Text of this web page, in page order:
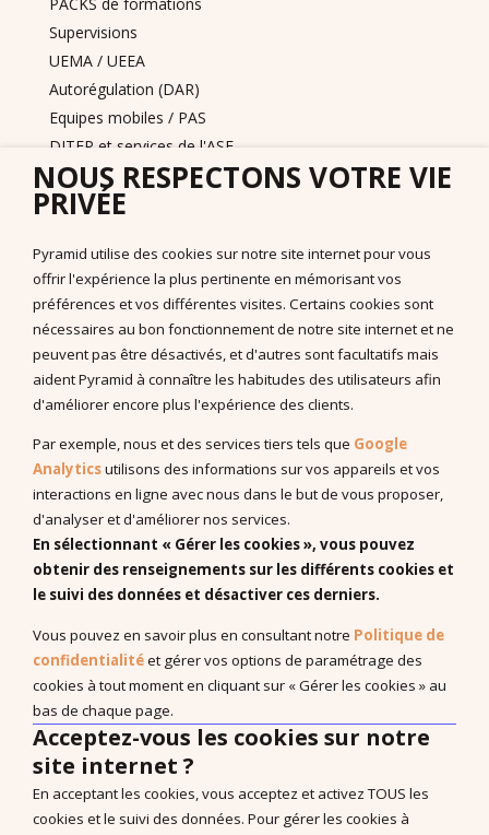
Supervisions
UEMA / UEEA
Autorégulation (DAR)
Equipes mobiles / PAS
DITEP et services de l'ASE
Nous contacter
Pyramid PECS France
support@pecs-france.fr
Numéro de déclaration : 11940926794
SIRET : 444 268 320 000 41
La documentation
Documentation à télécharger
Vidéos
Recherches et publications scientifiques
EBP : Basé sur des données probantes
Livres à télécharger (en anglais)
Approche Pyramidale de l’Education : ABA Fonctionnelle sont
les marques enregistrées de Pyramid Educational Consultants,
LLC.
Droit de rétractation
Nos Bureaux
Carrière
NOUS RESPECTONS VOTRE VIE
PRIVÉE
Pyramid utilise des cookies sur notre site internet pour vous
offrir l'expérience la plus pertinente en mémorisant vos
préférences et vos différentes visites. Certains cookies sont
nécessaires au bon fonctionnement de notre site internet et ne
peuvent pas être désactivés, et d'autres sont facultatifs mais
aident Pyramid à connaître les habitudes des utilisateurs afin
d'améliorer encore plus l'expérience des clients.
Par exemple, nous et des services tiers tels que Google
Analyticsutilisons des informations sur vos appareils et vos
interactions en ligne avec nous dans le but de vous proposer,
d'analyser et d'améliorer nos services.
En sélectionnant « Gérer les cookies », vous pouvez
obtenir des renseignements sur les différents cookies et
le suivi des données et désactiver ces derniers.
Vous pouvez en savoir plus en consultant notre Politique de
confidentialitéet gérer vos options de paramétrage des
cookies à tout moment en cliquant sur « Gérer les cookies » au
bas de chaque page.
Acceptez-vous les cookies sur notre
site internet ?
En acceptant les cookies, vous acceptez et activez TOUS les
cookies et le suivi des données. Pour gérer les cookies à